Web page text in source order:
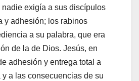
nadie exigía a sus discípulos
y adhesión; los rabinos
a su palabra, que era
de la de Dios. Jesús, en
adhesión y entrega total a
y a las consecuencias de su